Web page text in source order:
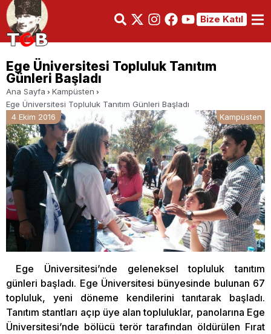
Bize Katıl
Ege Üniversitesi Topluluk Tanıtım
Günleri Başladı
Ana Sayfa
Kampüsten
Ege Üniversitesi Topluluk Tanıtım Günleri Başladı
4 Ekim 2016
Kampüsten
Ege Üniversitesi’nde geleneksel topluluk tanıtım
günleri başladı. Ege Üniversitesi bünyesinde bulunan 67
topluluk, yeni döneme kendilerini tanıtarak başladı.
Tanıtım stantları açıp üye alan topluluklar, panolarına Ege
Üniversitesi’nde bölücü terör tarafından öldürülen Fırat